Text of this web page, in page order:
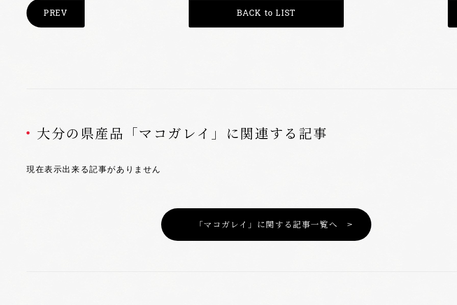
PREV BACK to LIST
大分の県産品「マコガレイ」に関連する記事
現在表示出来る記事がありません
「マコガレイ」に関する記事一覧へ